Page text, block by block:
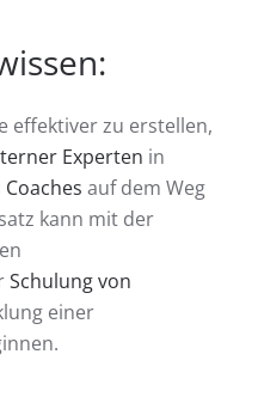
effektiver zu erstellen,
Experten in
Coaches auf dem Weg
kann mit der
Schulung von
einer